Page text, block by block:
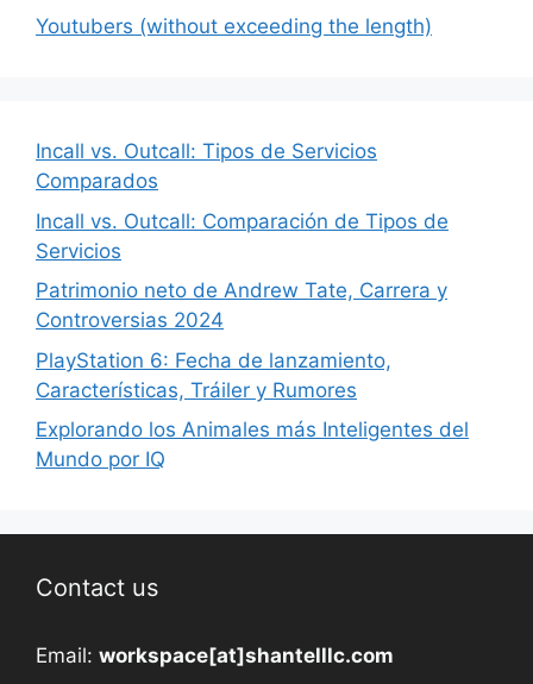
Youtubers (without exceeding the length)
Incall vs. Outcall: Tipos de Servicios
Comparados
Incall vs. Outcall: Comparación de Tipos de
Servicios
Patrimonio neto de Andrew Tate, Carrera y
Controversias 2024
PlayStation 6: Fecha de lanzamiento,
Características, Tráiler y Rumores
Explorando los Animales más Inteligentes del
Mundo por IQ
Contact us
Email: workspace[at]shantelllc.com